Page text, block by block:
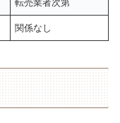
転売業者次第
関係なし